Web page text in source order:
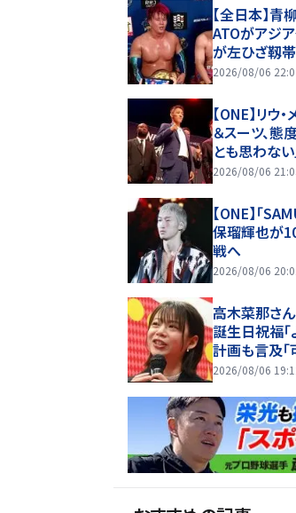
【全日本】青
ATOがアジ
が左ひざ靱
2026/08/06
【ONE】リウ
＆スーツ、態
とも思わない
2026/08/06
【ONE】「
保瑠輝也が
戦へ
2026/08/06
高木菜那さ
誕生日祝福「
計画も言及「
2026/08/06